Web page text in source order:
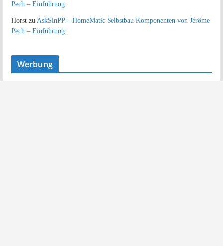
Pech – Einführung
Horstzu AskSinPP – HomeMatic Selbstbau Komponenten von Jérôme
Pech – Einführung
Werbung